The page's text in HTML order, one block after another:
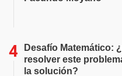
Desafío Matemático:
resolver este
la solución?